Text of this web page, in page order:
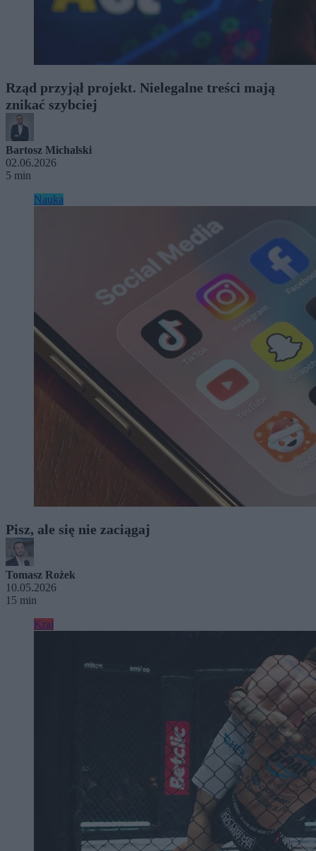
Rząd przyjął projekt. Nielegalne treści mają
znikać szybciej
Bartosz Michalski
02.06.2026
5 min
Nauka
Pisz, ale się nie zaciągaj
Tomasz Rożek
10.05.2026
15 min
Kraj